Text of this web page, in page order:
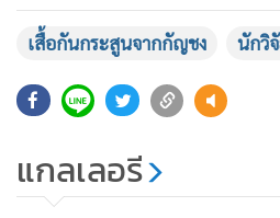
จำนวน 3 นัด และใช้อาวุธปืนบรรจุ
จำนวน 2 นัด โดยกระสุนเข้าเป้าทุก
ซึ่งนัดแรกนั้นเป็นกระสุนขนาด 9 ม
.45 มม. ซึ่งมีขนาดใหญ่กว่าขนาด 9
กระสุนเข้าไปประมาณ 3 มม.แต่ไม่
เสื้อกันกระสูนจากกัญชง นักวิ
แกลเลอรี